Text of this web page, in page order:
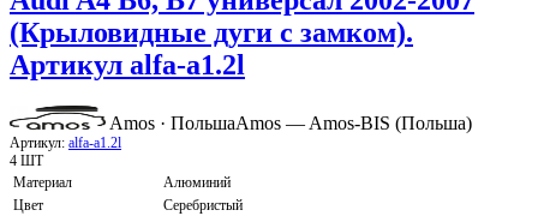
(Крыловидные дуги с замком).
Артикул alfa-a1.2l
Amos · ПольшаAmos — Amos-BIS (Польша)
Артикул: alfa-a1.2l
4 ШТ
Материал
Алюминий
Цвет
Серебристый